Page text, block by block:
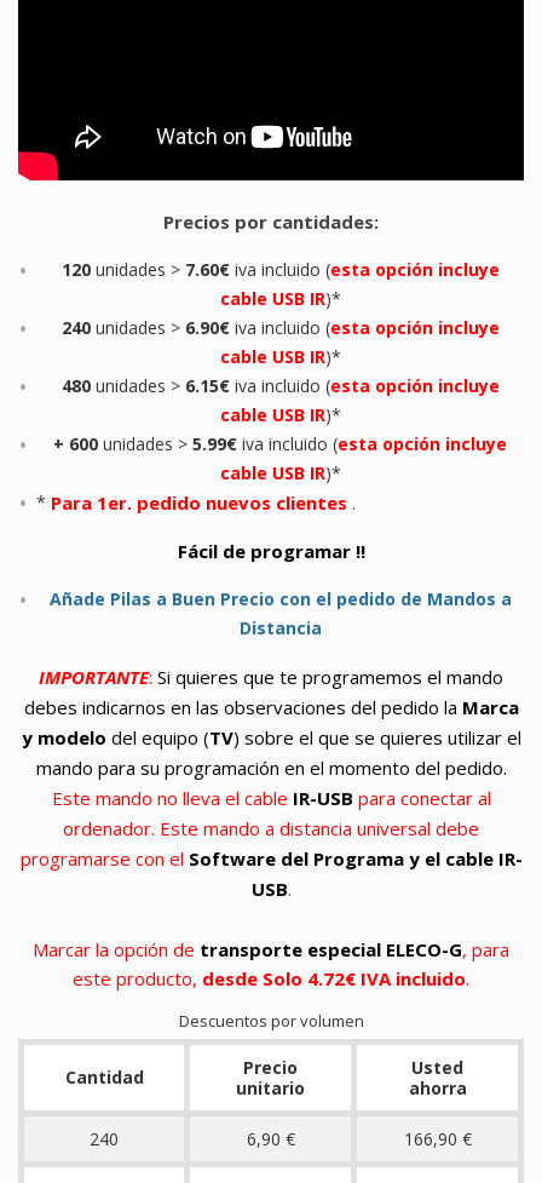
Precios por cantidades:
120 unidades > 7.60€iva incluido (esta opción incluye
cable USB IR)*
240unidades > 6.90€iva incluido (esta opción incluye
cable USB IR)*
480unidades > 6.15€iva incluido (esta opción incluye
cable USB IR)*
+ 600 unidades > 5.99€ iva incluido (esta opción incluye
cable USB IR)*
* Para 1er. pedido nuevos clientes .
Fácil de programar !!
Añade Pilas a Buen Precio con el pedido de Mandos a
Distancia
IMPORTANTE: Si quieres que te programemos el mando
debes indicarnos en las observaciones del pedido la Marca
y modelo del equipo (TV) sobre el que se quieres utilizar el
mando para su programación en el momento del pedido.
Este mando no lleva el cable IR-USB para conectar al
ordenador. Este mando a distancia universal debe
programarse con el Software del Programa y el cable IR-
USB.
Marcar la opción de transporte especial ELECO-G, para
este producto, desde Solo 4.72€ IVA incluido.
Descuentos por volumen
Cantidad
Precio
unitario
Usted
ahorra
240 6,90 € 166,90 €